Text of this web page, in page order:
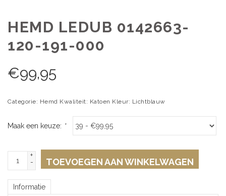
HEMD LEDUB 0142663-
120-191-000
€99,95
Categorie: Hemd Kwaliteit: Katoen Kleur: Lichtblauw
Maak een keuze: *
+
-
TOEVOEGEN AAN WINKELWAGEN
Informatie